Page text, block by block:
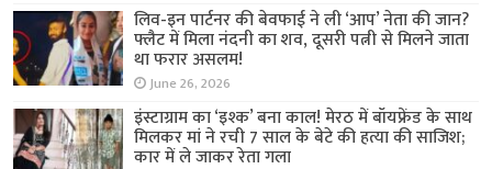
लिव-इन पार्टनर की बेवफाई ने ली ‘आप’ नेता की जान?
फ्लैट में मिला नंदनी का शव, दूसरी पत्नी से मिलने जाता
था फरार असलम!
June 26, 2026
इंस्टाग्राम का ‘इश्क’ बना काल! मेरठ में बॉयफ्रेंड के साथ
मिलकर मां ने रची 7 साल के बेटे की हत्या की साजिश;
कार में ले जाकर रेता गला